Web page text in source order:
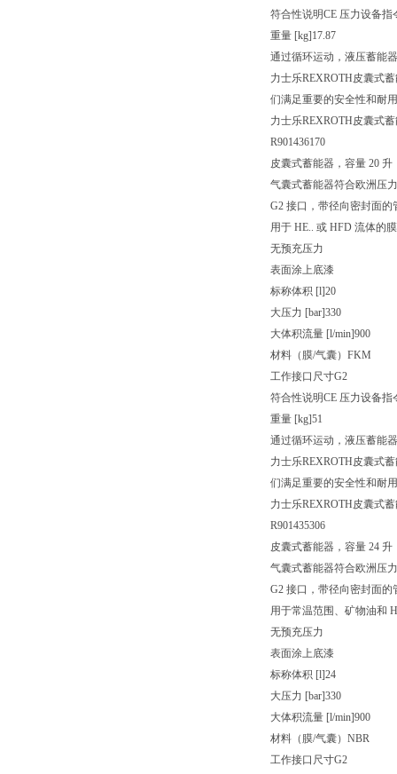
符合性说明CE 压力设备指
重量 [kg]17.87
通过循环运动，液压蓄能
力士乐REXROTH皮囊式
们满足重要的安全性和耐
力士乐REXROTH皮囊式
R901436170
皮囊式蓄能器，容量 20
气囊式蓄能器符合欧洲压
G2 接口，带径向密封面的
用于 HE.. 或 HFD 流体的
无预充压力
表面涂上底漆
标称体积 [l]20
大压力 [bar]330
大体积流量 [l/min]900
材料（膜/气囊） FKM
工作接口尺寸G2
符合性说明CE 压力设备指
重量 [kg]51
通过循环运动，液压蓄能
力士乐REXROTH皮囊式
们满足重要的安全性和耐
力士乐REXROTH皮囊式
R901435306
皮囊式蓄能器，容量 24
气囊式蓄能器符合欧洲压
G2 接口，带径向密封面的
用于常温范围、矿物油和
无预充压力
表面涂上底漆
标称体积 [l]24
大压力 [bar]330
大体积流量 [l/min]900
材料（膜/气囊） NBR
工作接口尺寸G2